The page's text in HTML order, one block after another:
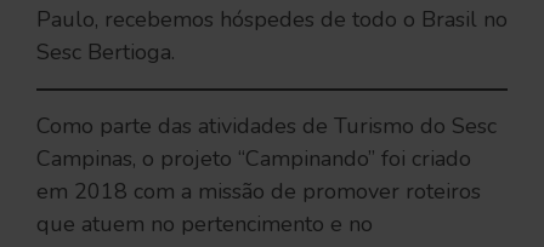
Paulo, recebemos hóspedes de todo o Brasil no
Sesc Bertioga.
Como parte das atividades de Turismo do Sesc
Campinas, o projeto “Campinando” foi criado
em 2018 com a missão de promover roteiros
que atuem no pertencimento e no